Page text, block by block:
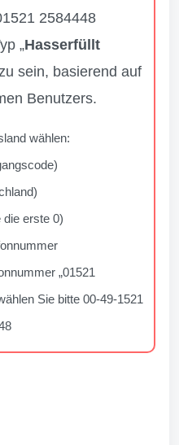
2584448
„Hasserfüllt
sein, basierend auf
Benutzers.
wählen:
erste 0)
„01521
Sie bitte 00-49-1521